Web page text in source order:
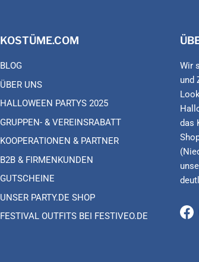
KOSTÜME.COM
BLOG
ÜBER UNS
HALLOWEEN PARTYS 2025
GRUPPEN- & VEREINSRABATT
KOOPERATIONEN & PARTNER
B2B & FIRMENKUNDEN
GUTSCHEINE
UNSER PARTY.DE SHOP
FESTIVAL OUTFITS BEI FESTIVEO.DE
Wir
und
das